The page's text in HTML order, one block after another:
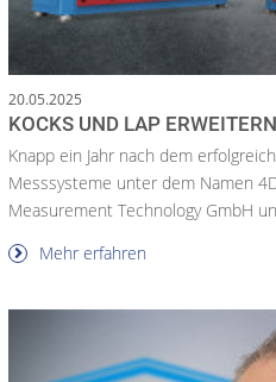
20.05.2025
KOCKS UND LAP
Knapp ein Jahr nach dem
Messsysteme unter dem Namen
Measurement Technology GmbH
Mehr erfahren